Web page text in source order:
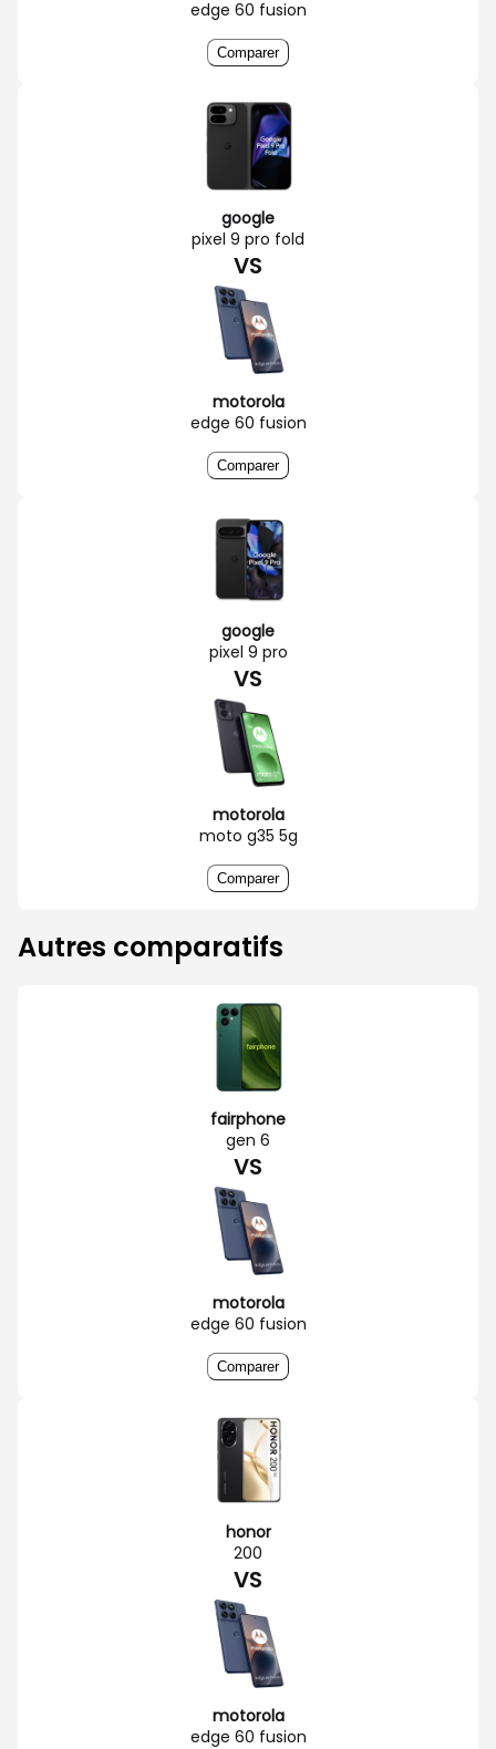
edge 60 fusion
Comparer
google
pixel 9 pro fold
VS
motorola
edge 60 fusion
Comparer
google
pixel 9 pro
VS
motorola
moto g35 5g
Comparer
Autres comparatifs
fairphone
gen 6
VS
motorola
edge 60 fusion
Comparer
honor
200
VS
motorola
edge 60 fusion